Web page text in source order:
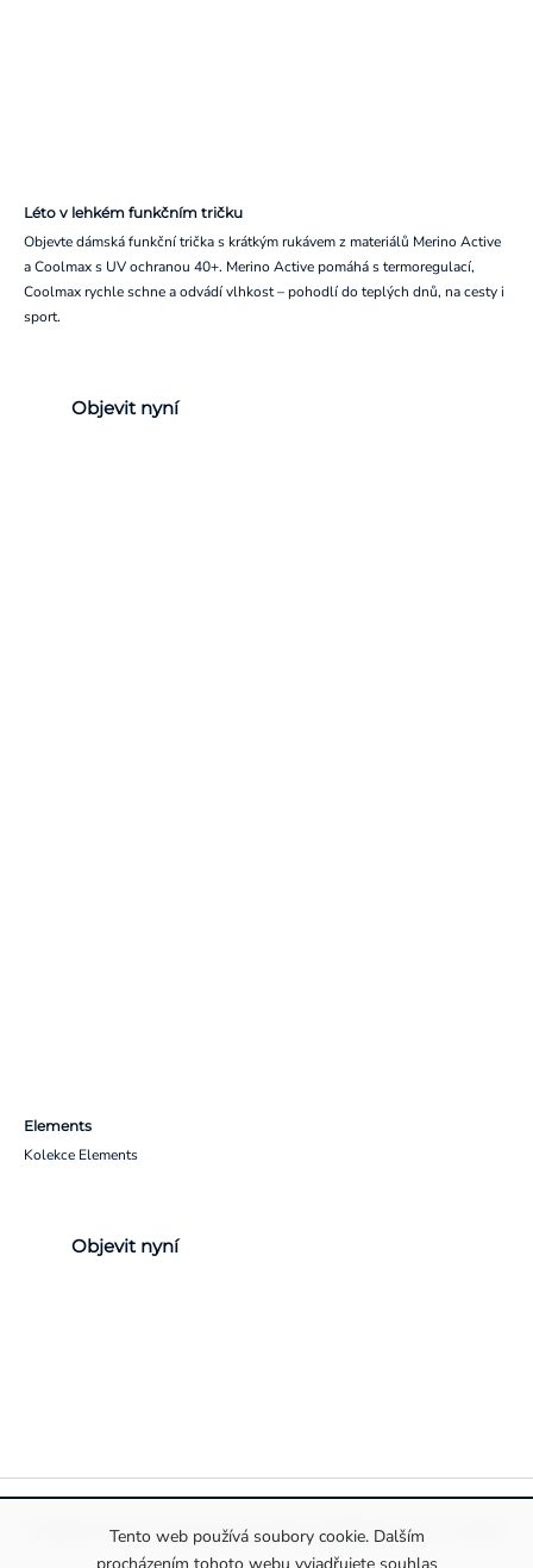
Tento web používá soubory cookie. Dalším
Léto v lehkém funkčním tričku
Objevte dámská funkční trička s krátkým rukávem z materiálů Merino Active
a Coolmax s UV ochranou 40+. Merino Active pomáhá s termoregulací,
Coolmax rychle schne a odvádí vlhkost – pohodlí do teplých dnů, na cesty i
sport.
Objevit nyní
Elements
Kolekce Elements
Objevit nyní
Pravidla ochrany a zpracování osobních údajůInformace o cookies